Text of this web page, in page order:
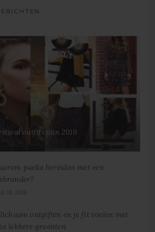
outfits van 2019
paella bereiden met een
10, 2019
lichaam ontgiften en je fit voelen met
lekkere groenten